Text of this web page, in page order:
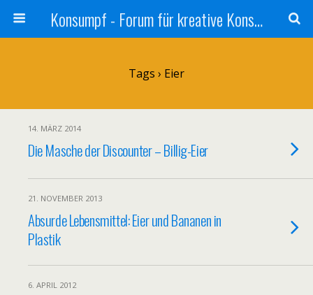
Konsumpf - Forum für kreative Konsumkritik - Culture Jamming, Nachhaltigkeit, Konzernkritik, Adbusting
Tags › Eier
14. MÄRZ 2014
Die Masche der Discounter – Billig-Eier
21. NOVEMBER 2013
Absurde Lebensmittel: Eier und Bananen in
Plastik
6. APRIL 2012